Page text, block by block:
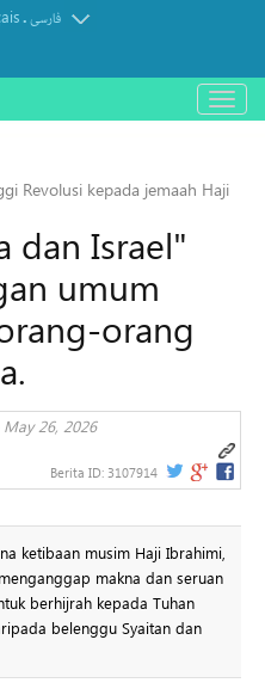
.فارسی
باز
و
منوRevolusi kepada jemaah Haji
dan Israel"
umum
orang
May 26, 2026
Berita ID: 3107914
ketibaan musim Haji Ibrahimi,
makna dan seruan
berhijrah kepada Tuhan
belenggu Syaitan dan